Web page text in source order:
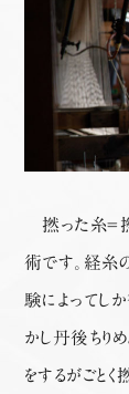
撚った糸＝
術です。経糸
験によってし
かし丹後ちり
をするがごと